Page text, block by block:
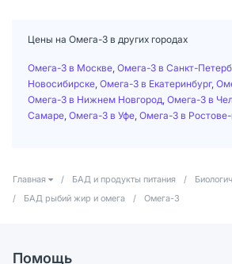
Цены на Омега-3 в других городах
Омега-3 в Москве Омега-3 в Санкт-
Новосибирске Омега-3 в Екатеринбург,
Омега-3 в Нижнем Новгород Омега-3 в
Самаре Омега-3 в Уфе Омега-3 в
Главная / БАД и продукты питания /
/
БАД рыбий жир и омега / Омега-3
Помощь